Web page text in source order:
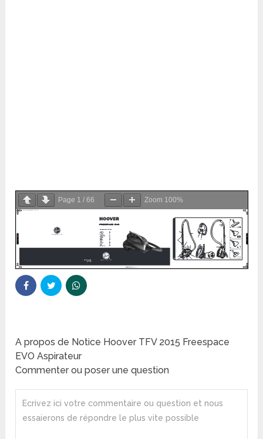
Page 1 /66 Zoom 100%
A propos de Notice Hoover TFV 2015 Freespace
EVO Aspirateur
Commenter ou poser une question